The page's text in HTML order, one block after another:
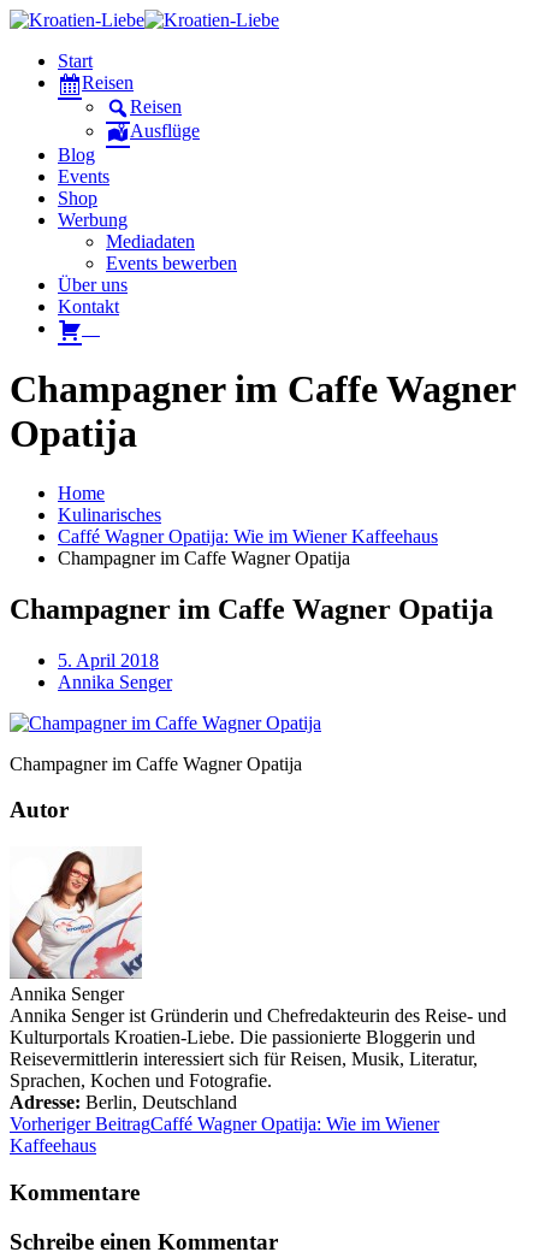
Start
Reisen
Reisen
Ausflüge
Blog
Events
Shop
Werbung
Mediadaten
Events bewerben
Über uns
Kontakt
Champagner im Caffe Wagner
Opatija
Home
Kulinarisches
Caffé Wagner Opatija: Wie im Wiener Kaffeehaus
Champagner im Caffe Wagner Opatija
Champagner im Caffe Wagner Opatija
5. April 2018
Annika Senger
Champagner im Caffe Wagner Opatija
Autor
Annika Senger
Annika Senger ist Gründerin und Chefredakteurin des Reise- und
Kulturportals Kroatien-Liebe. Die passionierte Bloggerin und
Reisevermittlerin interessiert sich für Reisen, Musik, Literatur,
Sprachen, Kochen und Fotografie.
Adresse: Berlin, Deutschland
Vorheriger BeitragCaffé Wagner Opatija: Wie im Wiener
Kaffeehaus
Kommentare
Schreibe einen Kommentar